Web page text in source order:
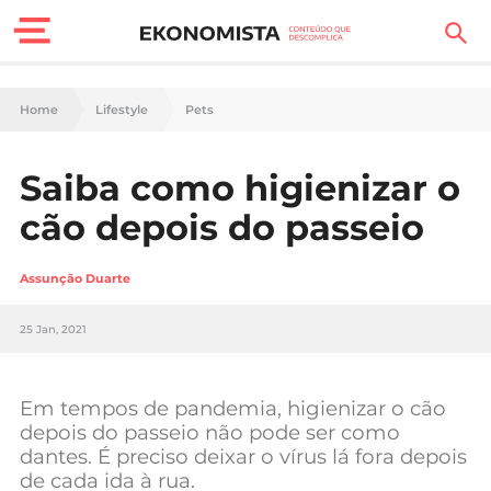
Finanças Pessoais
Carreira
Tecnologia
Negócios
Home Lifestyle Pets
Saiba como higienizar o
cão depois do passeio
Assunção Duarte
25 Jan, 2021
Em tempos de pandemia, higienizar o cão
depois do passeio não pode ser como
dantes. É preciso deixar o vírus lá fora depois
de cada ida à rua.